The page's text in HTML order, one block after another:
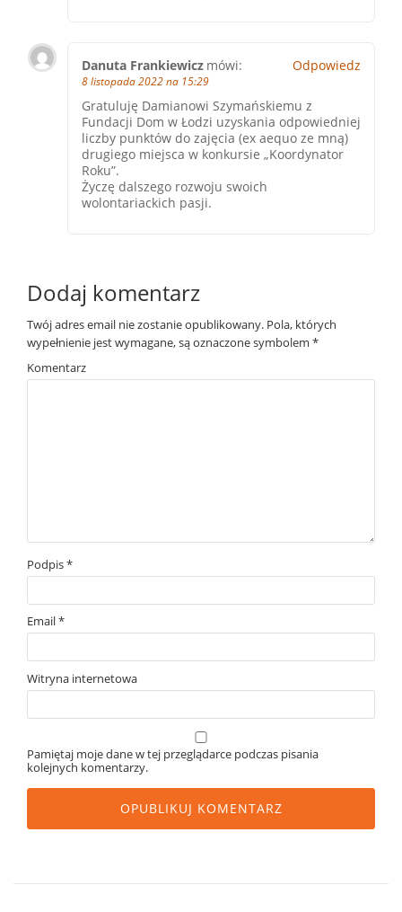
Danuta Frankiewicz mówi:
8 listopada 2022 na 15:29
Gratuluję Damianowi Szymańskiemu z
Fundacji Dom w Łodzi uzyskania odpowiedniej
liczby punktów do zajęcia (ex aequo ze mną)
drugiego miejsca w konkursie „Koordynator
Roku”.
Życzę dalszego rozwoju swoich
wolontariackich pasji.
Odpowiedz
Dodaj komentarz
Twój adres email nie zostanie opublikowany. Pola, których
wypełnienie jest wymagane, są oznaczone symbolem *
Komentarz
Podpis*
Email*
Witryna internetowa
Pamiętaj moje dane w tej przeglądarce podczas pisania
kolejnych komentarzy.